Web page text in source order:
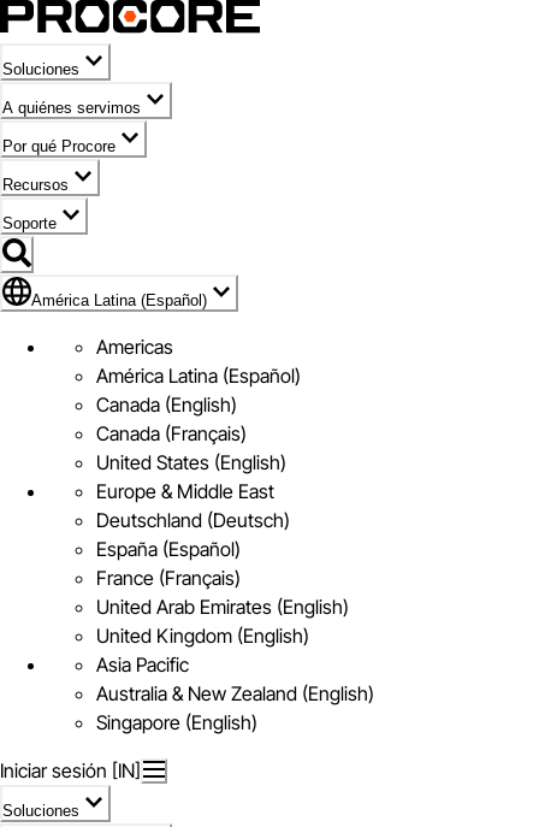
Soluciones
A quiénes servimos
Por qué Procore
Recursos
Soporte
Bandera de América Latina (Español)
América Latina (Español)
Americas
América Latina (Español)
Canada (English)
Canada (Français)
United States (English)
Europe & Middle East
Deutschland (Deutsch)
España (Español)
France (Français)
United Arab Emirates (English)
United Kingdom (English)
Asia Pacific
Australia & New Zealand (English)
Singapore (English)
Iniciar sesión [IN]
Soluciones